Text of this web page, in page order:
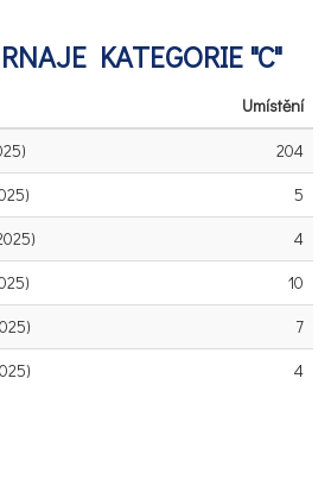
KATEGORIE "C"
Umístění
204
5
4
10
7
4